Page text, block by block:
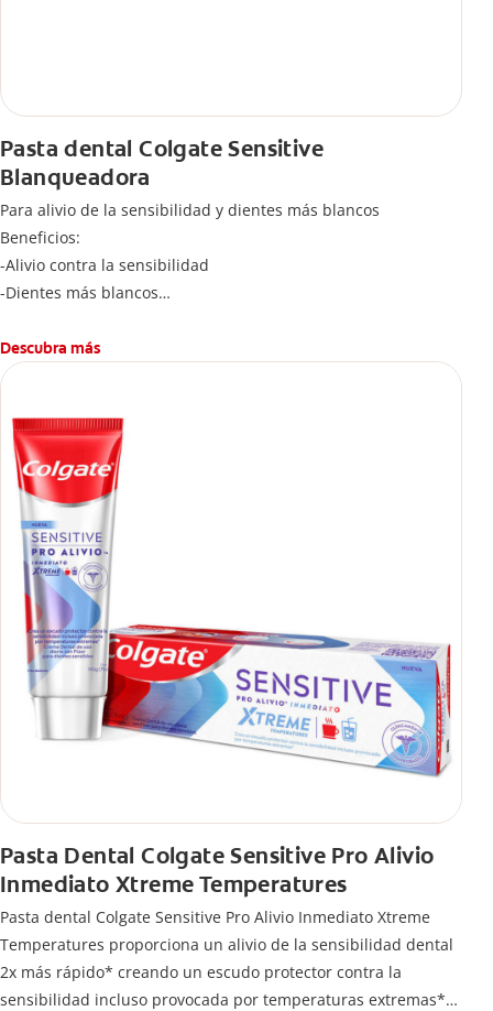
Pasta dental Colgate Sensitive
Blanqueadora
Para alivio de la sensibilidad y dientes más blancos
Beneficios:
-Alivio contra la sensibilidad
-Dientes más blancos
-Sabor refrescante
Descubra más
Pasta Dental Colgate Sensitive Pro Alivio
Inmediato Xtreme Temperatures
Pasta dental Colgate Sensitive Pro Alivio Inmediato Xtreme
Temperatures proporciona un alivio de la sensibilidad dental
2x más rápido* creando un escudo protector contra la
sensibilidad incluso provocada por temperaturas extremas**.